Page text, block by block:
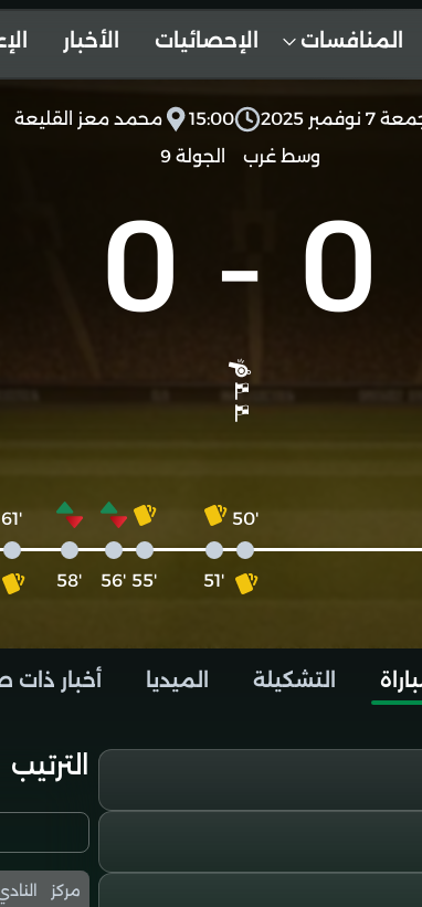
المنافسات الإحصائيات الأخبار
7 نوفمبر 2025 15:00
محمد معز القليعة
وسط غرب
الجولة 9
0
-
0
'50
'51
'55
'56
'58
'61
التشكيلة الميديا أخبار ذات
الترتيب
مركز